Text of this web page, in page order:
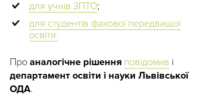
для учнів ЗПТО;
для студентів фахової передвищої
освіти.
Про аналогічне рішення повідомив і
департамент освіти і науки Львівської
ОДА.